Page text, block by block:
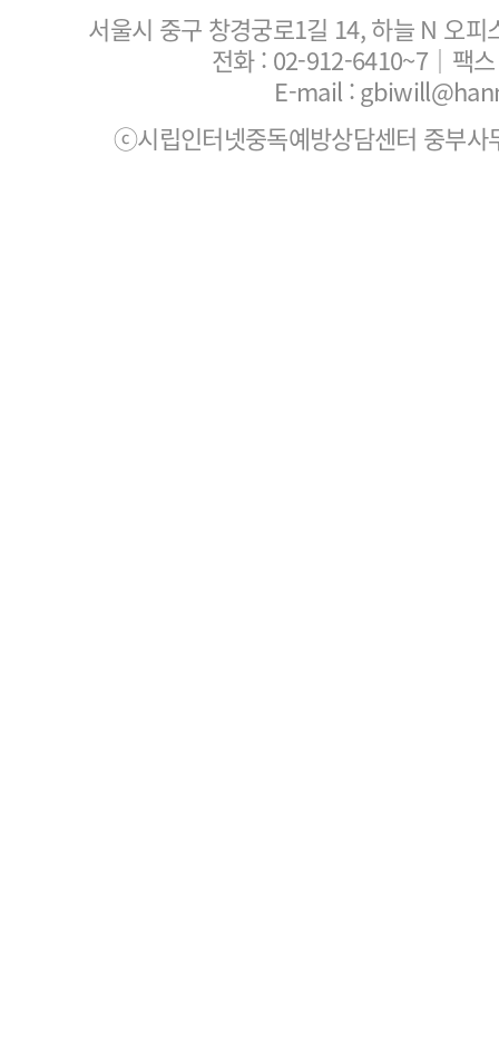
서울시 중구 창경궁로1길 14, 하늘 N 오
전화 : 02-912-6410~7 ｜팩
E-mail :
ⓒ시립인터넷중독예방상담센터 중부